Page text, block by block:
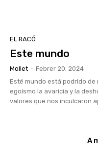
EL RACÓ
Este mundo
Mollet - Febrer 20, 2024
Esté mundo está podrido de
egoísmo la avaricia y la
valores que nos inculcaron
A